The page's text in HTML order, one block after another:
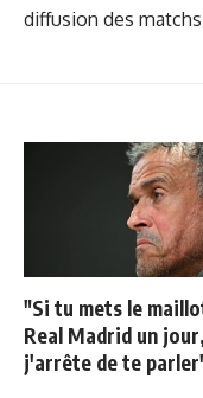
diffusion des matchs
"Si tu mets le
Real Madrid un jour,
j'arrête de te